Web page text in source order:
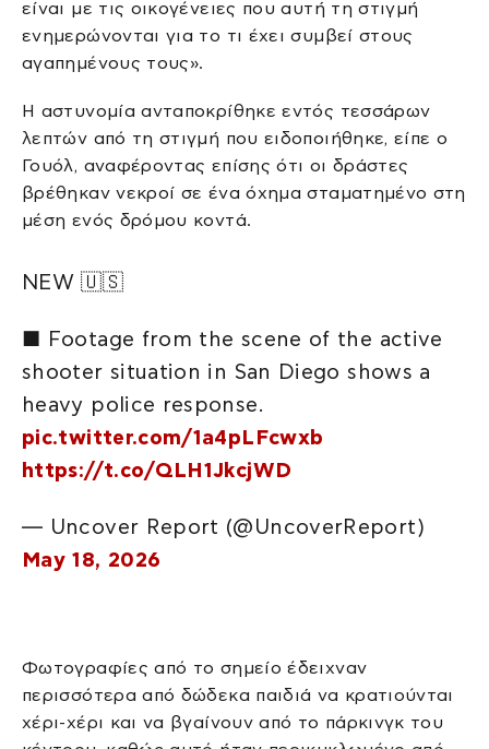
είναι με τις οικογένειες που αυτή τη στιγμή
ενημερώνονται για το τι έχει συμβεί στους
αγαπημένους τους».
Η αστυνομία ανταποκρίθηκε εντός τεσσάρων
λεπτών από τη στιγμή που ειδοποιήθηκε, είπε ο
Γουόλ, αναφέροντας επίσης ότι οι δράστες
βρέθηκαν νεκροί σε ένα όχημα σταματημένο στη
μέση ενός δρόμου κοντά.
NEW 🇺🇸
■ Footage from the scene of the active
shooter situation in San Diego shows a
heavy police response.
pic.twitter.com/1a4pLFcwxb
https://t.co/QLH1JkcjWD
— Uncover Report (@UncoverReport)
May 18, 2026
Φωτογραφίες από το σημείο έδειχναν
περισσότερα από δώδεκα παιδιά να κρατιούνται
χέρι-χέρι και να βγαίνουν από το πάρκινγκ του